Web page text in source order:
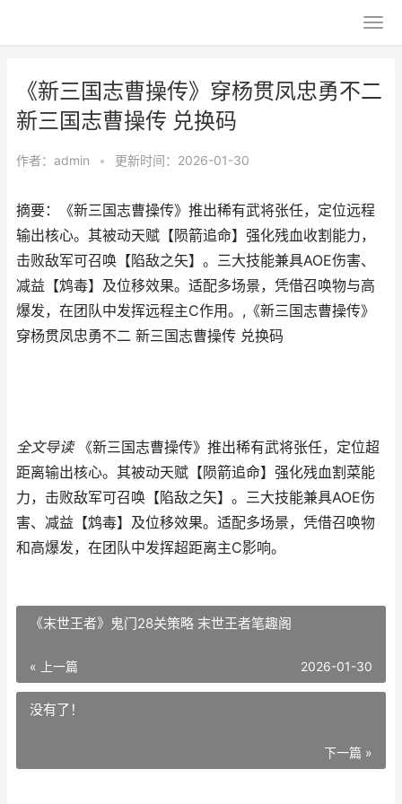
《新三国志曹操传》穿杨贯凤忠勇不二
新三国志曹操传 兑换码
作者： admin • 更新时间：2026-01-30
摘要：《新三国志曹操传》推出稀有武将张任，定位远程
输出核心。其被动天赋【陨箭追命】强化残血收割能力，
击败敌军可召唤【陷敌之矢】。三大技能兼具AOE伤害、
减益【鸩毒】及位移效果。适配多场景，凭借召唤物与高
爆发，在团队中发挥远程主C作用。,《新三国志曹操传》
穿杨贯凤忠勇不二 新三国志曹操传 兑换码
全文导读《新三国志曹操传》推出稀有武将张任，定位超
距离输出核心。其被动天赋【陨箭追命】强化残血割菜能
力，击败敌军可召唤【陷敌之矢】。三大技能兼具AOE伤
害、减益【鸩毒】及位移效果。适配多场景，凭借召唤物
和高爆发，在团队中发挥超距离主C影响。
《末世王者》鬼门28关策略 末世王者笔趣阁
« 上一篇 2026-01-30
没有了！
下一篇 »